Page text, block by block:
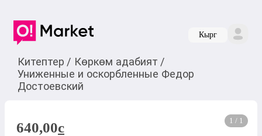
Кырг
Китептер / Көркөм адабият /
Униженные и оскорбленные Федор
Достоевский
1 / 1
640,00c